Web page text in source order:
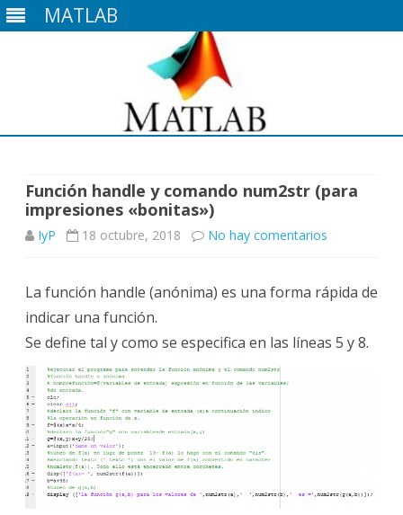
MATLAB
Saltar
Función handle y comando num2str (para
impresiones «bonitas»)
IyP 18 octubre, 2018 No hay comentarios
handle
La función handle (anónima) es una forma rápida de
indicar una función.
Se define tal y como se especifica en las líneas 5 y 8.